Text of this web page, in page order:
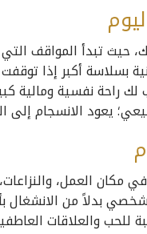
حيث تبدأ المواقف
بسلاسة أكبر إذا
نفسية ومالية
يعود الانسجام إلى
في مكان العمل،
بدلاً من الانشغال
للحب والعلاقات